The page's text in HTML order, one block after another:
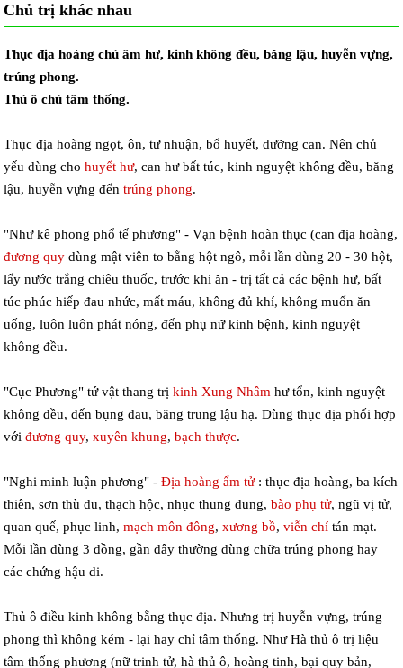
Chủ trị khác nhau
Thục địa hoàng chủ âm hư, kinh không đều, băng lậu, huyễn vựng,
trúng phong.
Thủ ô chủ tâm thống.
Thục địa hoàng ngọt, ôn, tư nhuận, bổ huyết, dưỡng can. Nên chủ
yếu dùng chohuyết hư, can hư bất túc, kinh nguyệt không đều, băng
lậu, huyễn vựng đếntrúng phong.
"Như kê phong phổ tế phương" - Vạn bệnh hoàn thục (can địa hoàng,
đương quy dùng mật viên to bằng hột ngô, mỗi lần dùng 20 - 30 hột,
lấy nước trắng chiêu thuốc, trước khi ăn - trị tất cả các bệnh hư, bất
túc phúc hiếp đau nhức, mất máu, không đủ khí, không muốn ăn
uống, luôn luôn phát nóng, đến phụ nữ kinh bệnh, kinh nguyệt
không đều.
"Cục Phương" tứ vật thang trịkinh Xung Nhâm hư tổn, kinh nguyệt
không đều, đến bụng đau, băng trung lậu hạ. Dùng thục địa phối hợp
vớiđương quy,xuyên khung,bạch thược.
"Nghi minh luận phương" -Địa hoàng ẩm tử: thục địa hoàng, ba kích
thiên, sơn thù du, thạch hộc, nhục thung dung,bào phụ tử, ngũ vị tử,
quan quế, phục linh,mạch môn đông,xương bồ,viễn chí tán mạt.
Mỗi lần dùng 3 đồng, gần đây thường dùng chữa trúng phong hay
các chứng hậu di.
Thủ ô điều kinh không bằng thục địa. Nhưng trị huyễn vựng, trúng
phong thì không kém - lại hay chỉ tâm thống. Như Hà thủ ô trị liệu
tâm thống phương (nữ trinh tử, hà thủ ô, hoàng tinh, bại quy bản,